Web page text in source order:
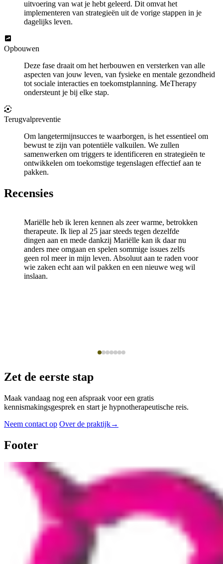
uitvoering van wat je hebt geleerd. Dit omvat het
implementeren van strategieën uit de vorige stappen in je
dagelijks leven.
Opbouwen
Deze fase draait om het herbouwen en versterken van alle
aspecten van jouw leven, van fysieke en mentale gezondheid
tot sociale interacties en toekomstplanning. MeTherapy
ondersteunt je bij elke stap.
Terugvalpreventie
Om langetermijnsucces te waarborgen, is het essentieel om
bewust te zijn van potentiële valkuilen. We zullen
samenwerken om triggers te identificeren en strategieën te
ontwikkelen om toekomstige tegenslagen effectief aan te
pakken.
Recensies
Mariëlle heb ik leren kennen als zeer warme, betrokken
therapeute. Ik liep al 25 jaar steeds tegen dezelfde
dingen aan en mede dankzij Mariëlle kan ik daar nu
anders mee omgaan en spelen sommige issues zelfs
geen rol meer in mijn leven. Absoluut aan te raden voor
wie zaken echt aan wil pakken en een nieuwe weg wil
inslaan.
Zet de eerste stap
Maak vandaag nog een afspraak voor een gratis
kennismakingsgesprek en start je hypnotherapeutische reis.
Neem contact op Over de praktijk→
Footer